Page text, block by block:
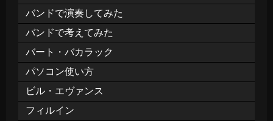
バンドで演奏してみた
バンドで考えてみた
バート・バカラック
パソコン使い方
ビル・エヴァンス
フィルイン